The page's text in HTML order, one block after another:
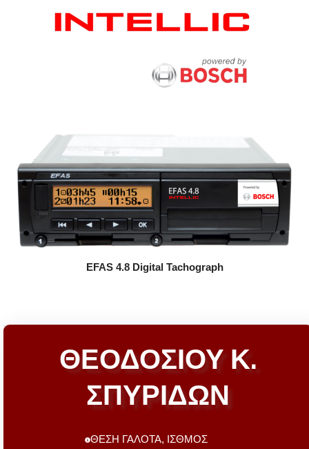
EFAS 4.8 Digital Tachograph
ΘΕΟΔΟΣΙΟΥ Κ.
ΣΠΥΡΙΔΩΝ
ΘΕΣΗ ΓΑΛΟΤΑ, ΙΣΘΜΟΣ